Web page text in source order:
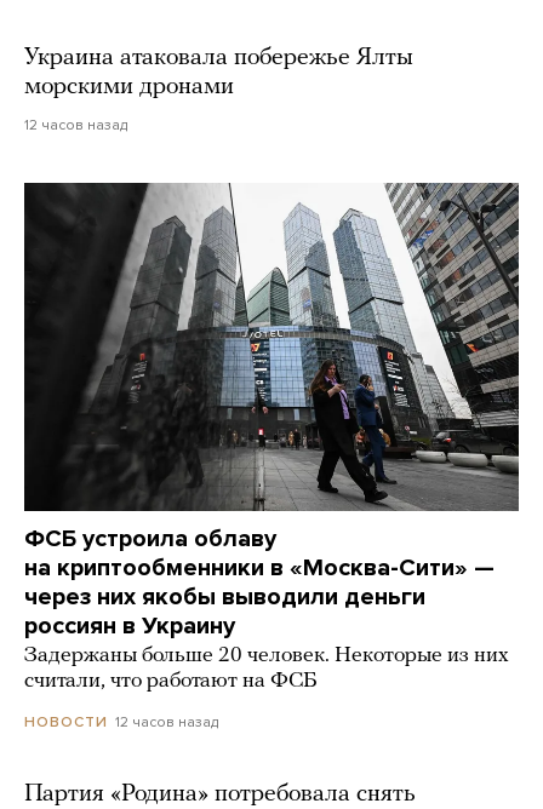
Украина атаковала побережье Ялты
морскими дронами
12 часов назад
ФСБ устроила облаву
на криптообменники в «Москва-Сити» —
через них якобы выводили деньги
россиян в Украину
Задержаны больше 20 человек. Некоторые из них
считали, что работают на ФСБ
НОВОСТИ 12 часов назад
Партия «Родина» потребовала снять